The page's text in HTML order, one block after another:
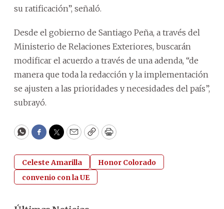
su ratificación”, señaló.
Desde el gobierno de Santiago Peña, a través del
Ministerio de Relaciones Exteriores, buscarán
modificar el acuerdo a través de una adenda, “de
manera que toda la redacción y la implementación
se ajusten a las prioridades y necesidades del país”,
subrayó.
WhatsApp
Facebook
Twitter
EmailCopyPrint
Celeste Amarilla
Honor Colorado
convenio con la UE